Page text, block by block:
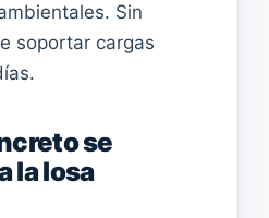
Sin
soportar cargas
se
la losa